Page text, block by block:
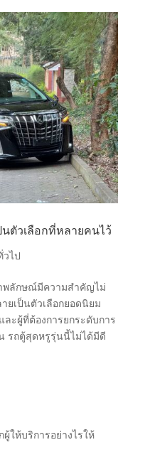
นตัวเลือกที่หลายคนไว้
วไป
พลักษณ์มีความสำคัญไม่
ยเป็นตัวเลือกยอดนิยม
ะผู้ที่ต้องการยกระดับการ
รถตู้สุดหรูรุ่นนี้ไม่ได้มีดี
ผู้ให้บริการอย่างไรให้